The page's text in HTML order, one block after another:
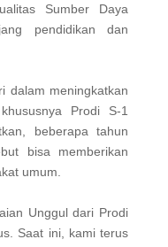
Sumber Daya
pendidikan dan
dalam meningkatkan
Prodi S-1
beberapa tahun
bisa memberikan
umum.
Unggul dari Prodi
Saat ini, kami terus